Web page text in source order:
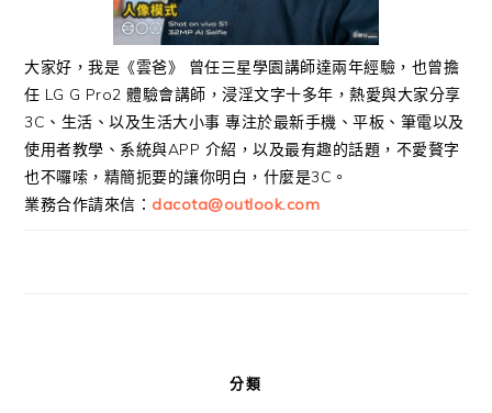
大家好，我是《雲爸》 曾任三星學園講師達兩年經驗，也曾擔
任 LG G Pro2 體驗會講師，浸淫文字十多年，熱愛與大家分享
3C、生活、以及生活大小事 專注於最新手機、平板、筆電以及
使用者教學、系統與APP 介紹，以及最有趣的話題，不愛贅字
也不囉嗦，精簡扼要的讓你明白，什麼是3C。
業務合作請來信： dacota@outlook.com
分類